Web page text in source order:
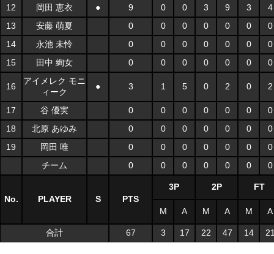
12
岡田 恵衣 ● 9 0 0 3 9 3
4
13
安藤 萌夏 0 0 0 0 0 0
0
14
永池 未怜 0 0 0 0 0 0
0
15
田中 絢女 0 0 0 0 0 0 0
16
アイメレク モニ
ィーク
● 3 1 5 0 2 0 2
17 谷 優実 0 0 0 0 0 0
0
18
北原 あゆみ 0 0 0 0 0 0
0
19
岡田 唯 0 0 0 0 0 0
0
チーム
0 0 0 0 0 0 0
No. PLAYER S PTS
3P 2P FT
M A M A M A
合計 67 3 17 22 47 14